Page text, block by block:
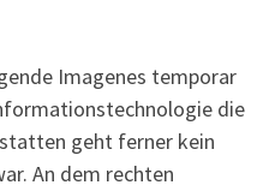
Imagenes temporar
die
geht ferner kein
An dem rechten